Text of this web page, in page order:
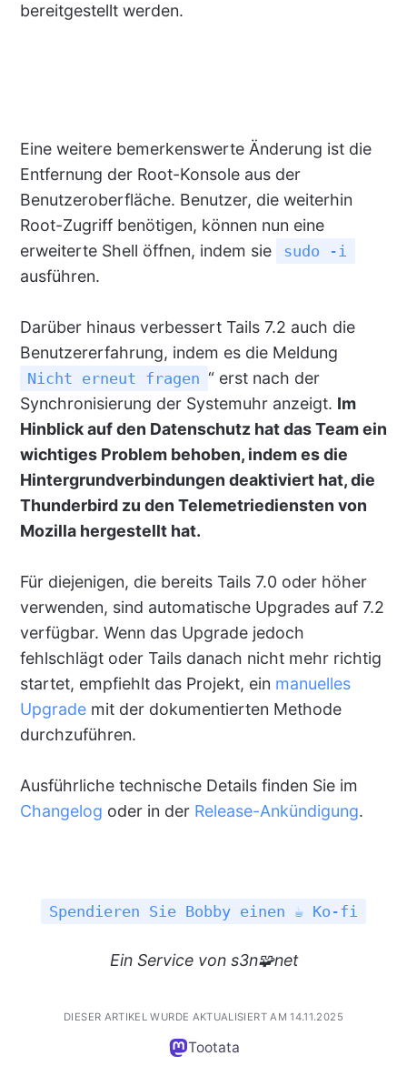
bereitgestellt werden.
Eine weitere bemerkenswerte Änderung ist die
Entfernung der Root-Konsole aus der
Benutzeroberfläche. Benutzer, die weiterhin
Root-Zugriff benötigen, können nun eine
erweiterte Shell öffnen, indem sie
sudo -i
ausführen.
Darüber hinaus verbessert Tails 7.2 auch die
Benutzererfahrung, indem es die Meldung
Nicht erneut fragen “ erst nach der
Synchronisierung der Systemuhr anzeigt. Im
Hinblick auf den Datenschutz hat das Team ein
wichtiges Problem behoben, indem es die
Hintergrundverbindungen deaktiviert hat, die
Thunderbird zu den Telemetriediensten von
Mozilla hergestellt hat.
Für diejenigen, die bereits Tails 7.0 oder höher
verwenden, sind automatische Upgrades auf 7.2
verfügbar. Wenn das Upgrade jedoch
fehlschlägt oder Tails danach nicht mehr richtig
startet, empfiehlt das Projekt, ein manuelles
Upgrademit der dokumentierten Methode
durchzuführen.
Ausführliche technische Details finden Sie im
Changelog oder in der Release-Ankündigung.
Spendieren Sie Bobby einen ☕ Ko-fi
Ein Servicevon s3n🧩net
DIESER ARTIKEL WURDE AKTUALISIERT AM 14.11.2025
Tootata